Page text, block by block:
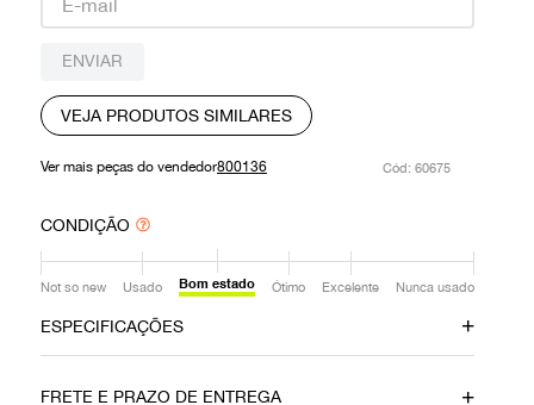
ENVIAR
VEJA PRODUTOS SIMILARES
Ver mais peças do vendedor800136 : 60675
CONDIÇÃO
Not so new Usado Bom estado Ótimo Excelente Nunca usado
ESPECIFICAÇÕES
FRETE E PRAZO DE ENTREGA
louis vuitton